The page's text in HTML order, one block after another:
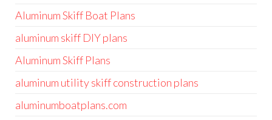
Aluminum Skiff Boat Plans
aluminum skiff DIY plans
Aluminum Skiff Plans
aluminum utility skiff construction plans
aluminumboatplans.com